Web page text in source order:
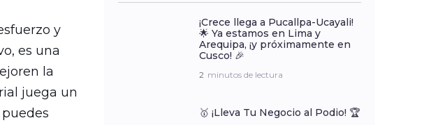
y
es una
la
juega un
¡Crece llega a Pucallpa-Ucayali!
🌟 Ya estamos en Lima y
Arequipa, ¡y próximamente en
Cusco! 🎉
2 minutos de lectura
🥇 ¡Lleva Tu Negocio al Podio! 🏆